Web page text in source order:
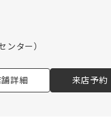
ンター）
詳細 来店予約